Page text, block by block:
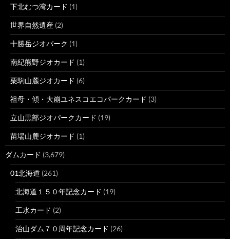
下北むつ湾カード (1)
世界自然遺産 (2)
十勝岳ジオパーク (1)
南紀熊野ジオカード (1)
栗駒山麓ジオカード (6)
祖母・傾・大崩ユネスコエコパークカード (3)
立山黒部ジオパークカード (19)
苗場山麓ジオカード (1)
ダムカード (3,679)
01北海道 (261)
北海道１５０年記念カード (19)
工水カード (2)
治山ダム７０周年記念カード (26)